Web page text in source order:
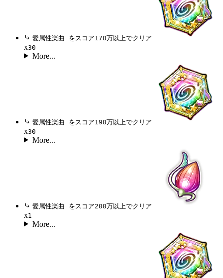
⤷ 愛属性楽曲 をスコア170万以上でクリア
x30
More...
⤷ 愛属性楽曲 をスコア190万以上でクリア
x30
More...
⤷ 愛属性楽曲 をスコア200万以上でクリア
x1
More...